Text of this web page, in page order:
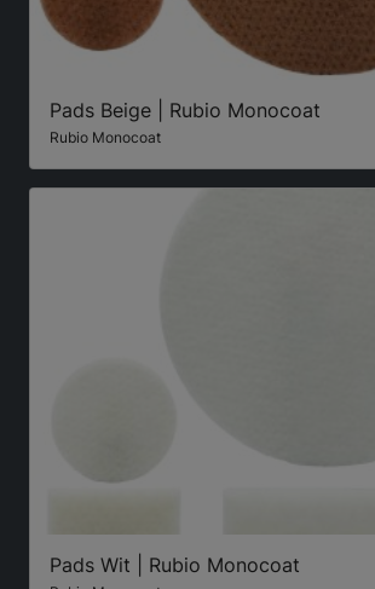
Pads Beige | Rubio Monocoat
Rubio Monocoat
Pads Wit | Rubio Monocoat